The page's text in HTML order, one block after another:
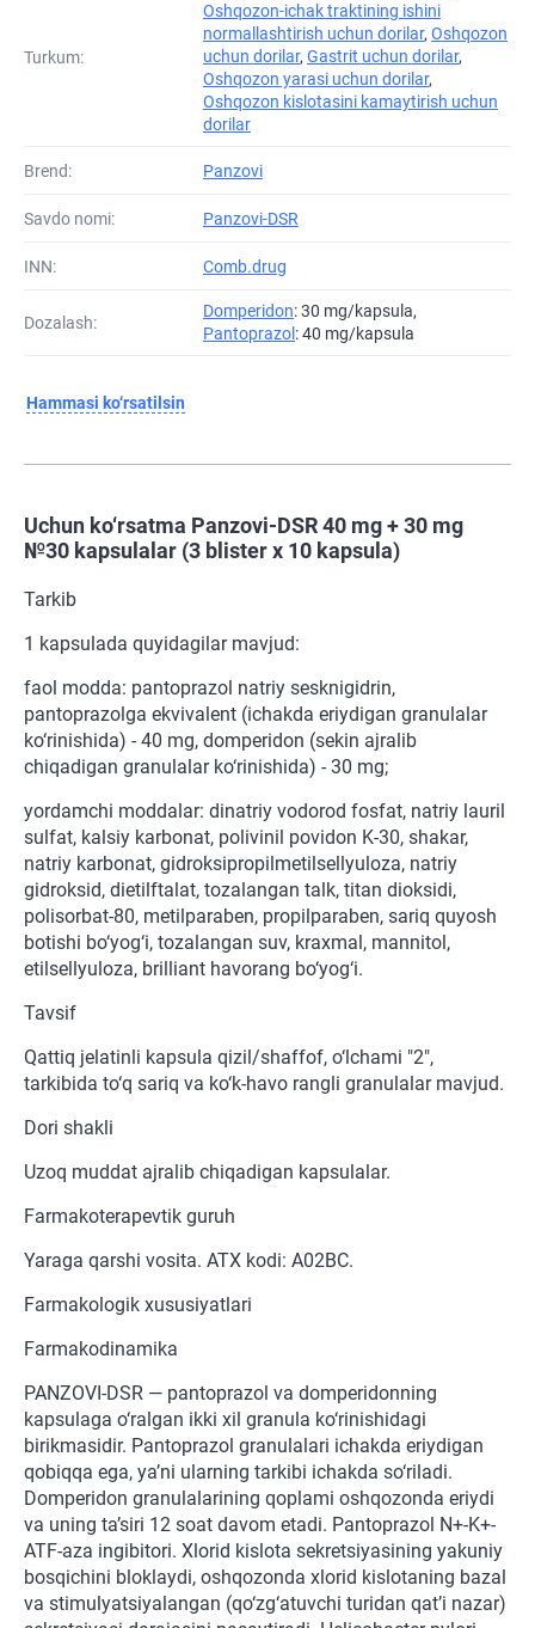
Turkum:
Oshqozon-ichak traktining ishini
normallashtirish uchun dorilar, Oshqozon
uchun dorilar, Gastrit uchun dorilar,
Oshqozon yarasi uchun dorilar,
Oshqozon kislotasini kamaytirish uchun
dorilar
Brend: Panzovi
Savdo nomi: Panzovi-DSR
INN: Comb.drug
Dozalash:
Domperidon: 30 mg/kapsula,
Pantoprazol : 40 mg/kapsula
Hammasi ko‘rsatilsin
Uchun ko‘rsatma Panzovi-DSR 40 mg + 30 mg
№30 kapsulalar (3 blister х 10 kapsula)
Tarkib
1 kapsulada quyidagilar mavjud:
faol modda: pantoprazol natriy sesknigidrin,
pantoprazolga ekvivalent (ichakda eriydigan granulalar
ko‘rinishida) - 40 mg, domperidon (sekin ajralib
chiqadigan granulalar ko‘rinishida) - 30 mg;
yordamchi moddalar: dinatriy vodorod fosfat, natriy lauril
sulfat, kalsiy karbonat, polivinil povidon K-30, shakar,
natriy karbonat, gidroksipropilmetilsellyuloza, natriy
gidroksid, dietilftalat, tozalangan talk, titan dioksidi,
polisorbat-80, metilparaben, propilparaben, sariq quyosh
botishi bo‘yog‘i, tozalangan suv, kraxmal, mannitol,
etilsellyuloza, brilliant havorang bo‘yog‘i.
Tavsif
Qattiq jelatinli kapsula qizil/shaffof, o‘lchami "2",
tarkibida to‘q sariq va ko‘k-havo rangli granulalar mavjud.
Dori shakli
Uzoq muddat ajralib chiqadigan kapsulalar.
Farmakoterapevtik guruh
Yaraga qarshi vosita. ATX kodi: A02BC.
Farmakologik xususiyatlari
Farmakodinamika
PANZOVI-DSR — pantoprazol va domperidonning
kapsulaga o‘ralgan ikki xil granula ko‘rinishidagi
birikmasidir. Pantoprazol granulalari ichakda eriydigan
qobiqqa ega, ya’ni ularning tarkibi ichakda so‘riladi.
Domperidon granulalarining qoplami oshqozonda eriydi
va uning ta’siri 12 soat davom etadi. Pantoprazol N+-K+-
ATF-aza ingibitori. Xlorid kislota sekretsiyasining yakuniy
bosqichini bloklaydi, oshqozonda xlorid kislotaning bazal
va stimulyatsiyalangan (qo‘zg‘atuvchi turidan qat’i nazar)